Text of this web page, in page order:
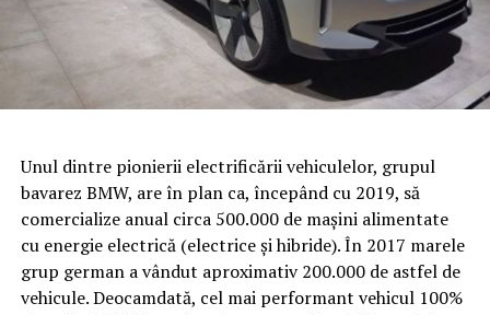
Unul dintre pionierii electrificării vehiculelor, grupul
bavarez BMW, are în plan ca, începând cu 2019, să
comercialize anual circa 500.000 de maşini alimentate
cu energie electrică (electrice şi hibride). În 2017 marele
grup german a vândut aproximativ 200.000 de astfel de
vehicule. Deocamdată, cel mai performant vehicul 100%